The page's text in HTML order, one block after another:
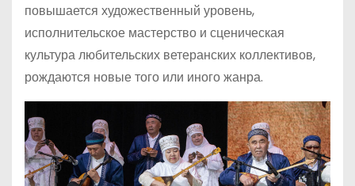
повышается художественный уровень,
исполнительское мастерство и сценическая
культура любительских ветеранских коллективов,
рождаются новые того или иного жанра.